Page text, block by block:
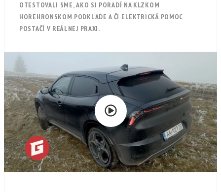
OTESTOVALI SME, AKO SI PORADÍ NA KLZKOM
HOREHRONSKOM PODKLADE A ČI ELEKTRICKÁ POMOC
POSTAČÍ V REÁLNEJ PRAXI.